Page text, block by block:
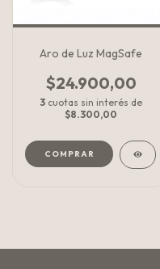
Aro de Luz MagSafe
$24.900,00
3 cuotas sin interés de
$8.300,00
COMPRAR